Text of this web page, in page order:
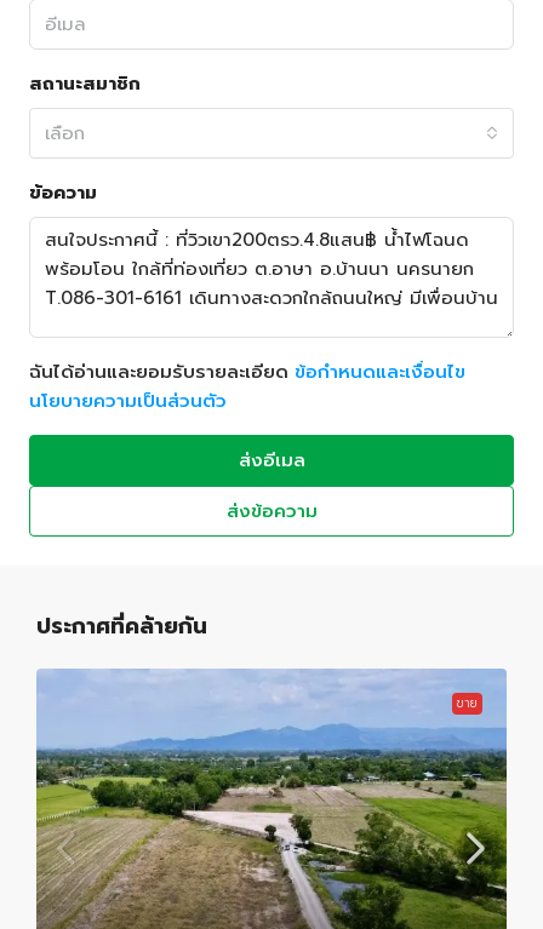
สถานะสมาชิก
เลือก
ข้อความ
ฉันได้อ่านและยอมรับรายละเอียด ข้อกำหนดและเงื่อนไข
นโยบายความเป็นส่วนตัว
ส่งอีเมล
ส่งข้อความ
ประกาศที่คล้ายกัน
ขาย